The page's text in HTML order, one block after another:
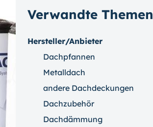
Verwandte Themen
Hersteller/Anbieter
Dachpfannen
Metalldach
andere Dachdeckungen
Dachzubehör
Dachdämmung